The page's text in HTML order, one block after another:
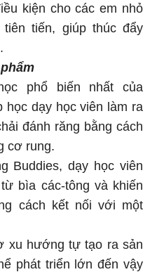
kiện cho các em nhỏ
tiến, giúp thúc đẩy
phổ biến nhất của
học dạy học viên làm ra
đánh răng bằng cách
cơ rung.
Buddies, dạy học viên
bìa các-tông và khiến
cách kết nối với một
xu hướng tự tạo ra sản
phát triển lớn đến vậy